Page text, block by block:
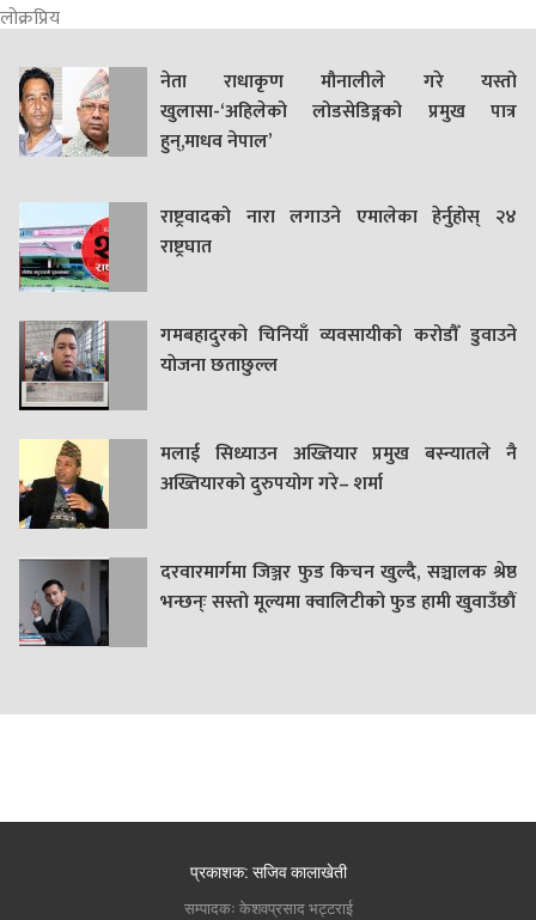
लोक्रप्रिय
नेता राधाकृण मौनालीले गरे यस्तो
खुलासा-‘अहिलेको लोडसेडिङ्गको प्रमुख पात्र
हुन्,माधव नेपाल’
राष्ट्रवादको नारा लगाउने एमालेका हेर्नुहोस् २४
राष्ट्रघात
गमबहादुरकाे चिनियाँ व्यवसायीको करोडौँ डुवाउने
याेजना छताछुल्ल
मलाई सिध्याउन अख्तियार प्रमुख बस्न्यातले नै
अख्तियारको दुरुपयोग गरे– शर्मा
दरवारमार्गमा जिञ्जर फुड किचन खुल्दै, सञ्चालक श्रेष्ठ
भन्छन्ः सस्तो मूल्यमा क्वालिटीको फुड हामी खुवाउँछौं
प्रकाशक: सजिव कालाखेती
सम्पादकः केशवप्रसाद भट्टराई